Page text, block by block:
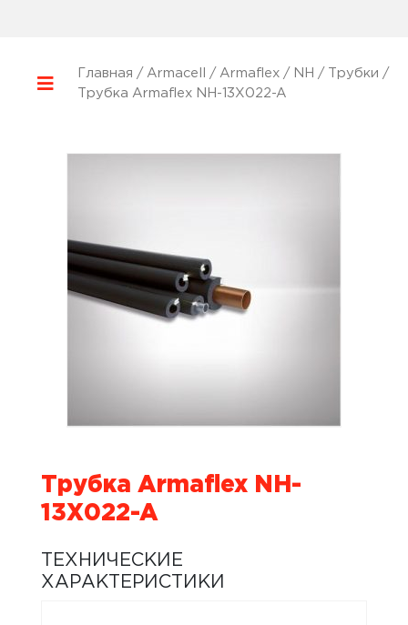
Главная / Armacell / Armaflex/ NH / Трубки /
Трубка Armaflex NH-13X022-A
Трубка Armaflex NH-
13X022-A
ТЕХНИЧЕСКИЕ
ХАРАКТЕРИСТИКИ